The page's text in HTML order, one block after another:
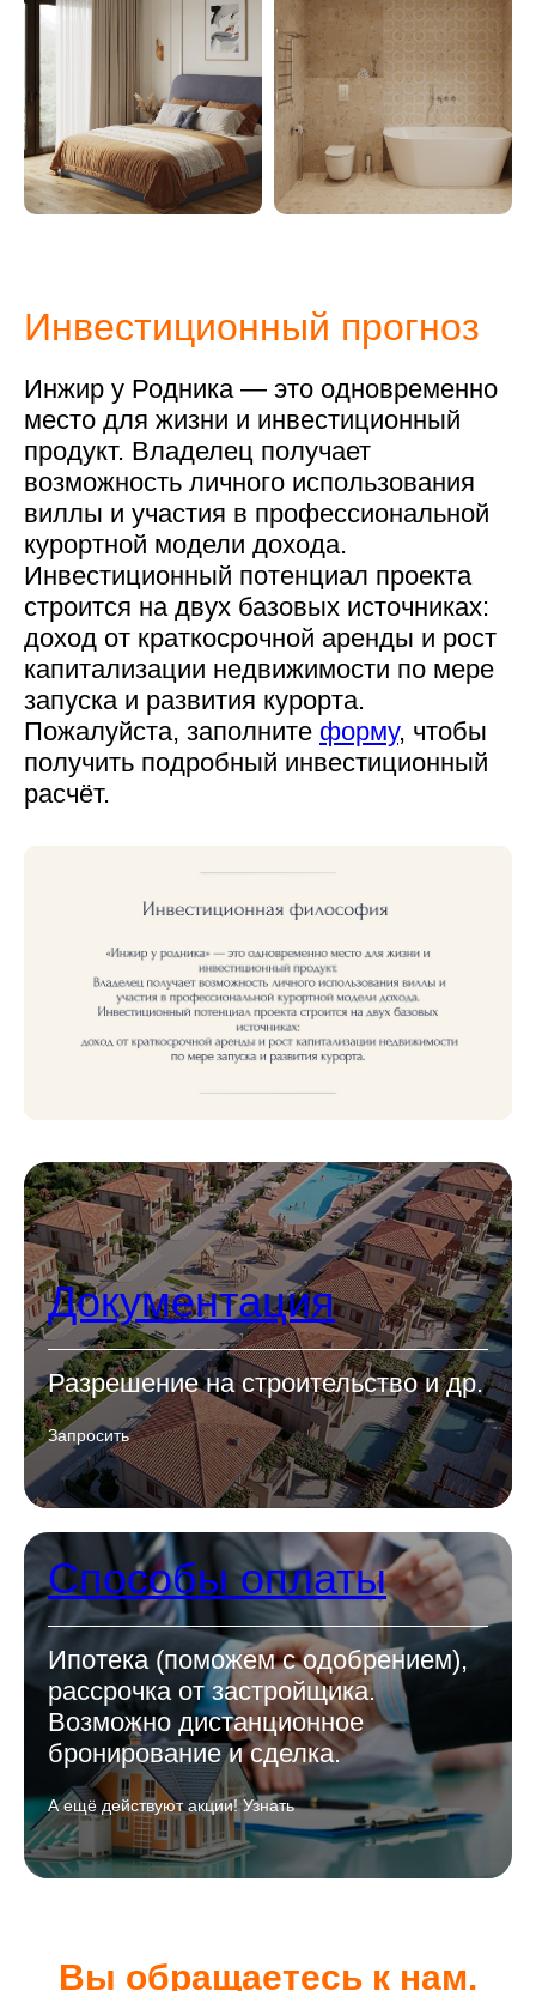
Инвестиционный прогноз
Инжир у Родника — это одновременно
место для жизни и инвестиционный
продукт. Владелец получает
возможность личного использования
виллы и участия в профессиональной
курортной модели дохода.
Инвестиционный потенциал проекта
строится на двух базовых источниках:
доход от краткосрочной аренды и рост
капитализации недвижимости по мере
запуска и развития курорта.
Пожалуйста, заполните форму, чтобы
получить подробный инвестиционный
расчёт.
Документация
Разрешение на строительство и др.
Запросить
Способы оплаты
Ипотека (поможем с одобрением),
рассрочка от застройщика.
Возможно дистанционное
бронирование и сделка.
А ещё действуют акции! Узнать
Вы обращаетесь к нам.